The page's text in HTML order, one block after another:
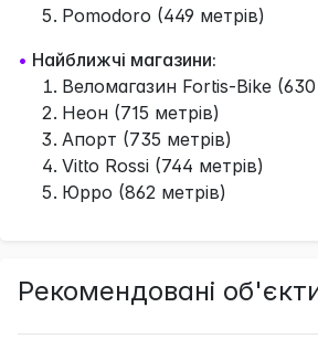
Pomodoro (449 метрів)
• Найближчі магазини:
Веломагазин Fortis-Bike (630
Неон (715 метрів)
Апорт (735 метрів)
Vitto Rossi (744 метрів)
Юрро (862 метрів)
Рекомендовані